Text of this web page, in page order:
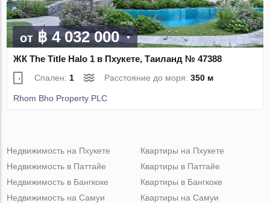
от฿ 4 032 000
ЖК The Title Halo 1 в Пхукете, Таиланд № 47388
Спален: 1 Расстояние до моря:350 м
Rhom Bho Property PLC
Недвижимость на Пхукете
Недвижимость в Паттайе
Недвижимость в Бангкоке
Недвижимость на Самуи
Квартиры на Пхукете
Квартиры в Паттайе
Квартиры в Бангкоке
Квартиры на Самуи